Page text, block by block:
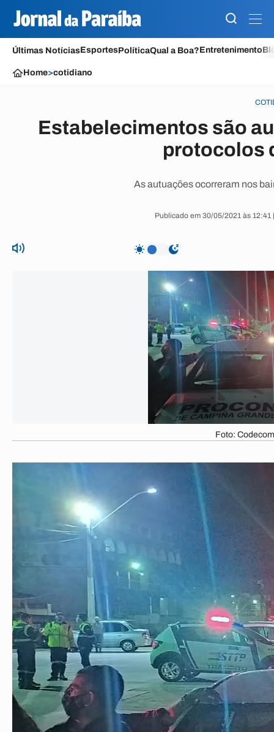
Últimas NotíciasEsportesPolíticaQual a Boa?Entretenimento
Home>cotidiano
Estabelecimentos são
protocolos
As autuações ocorreram nos
Publicado em 30/05/2021 às
Foto: